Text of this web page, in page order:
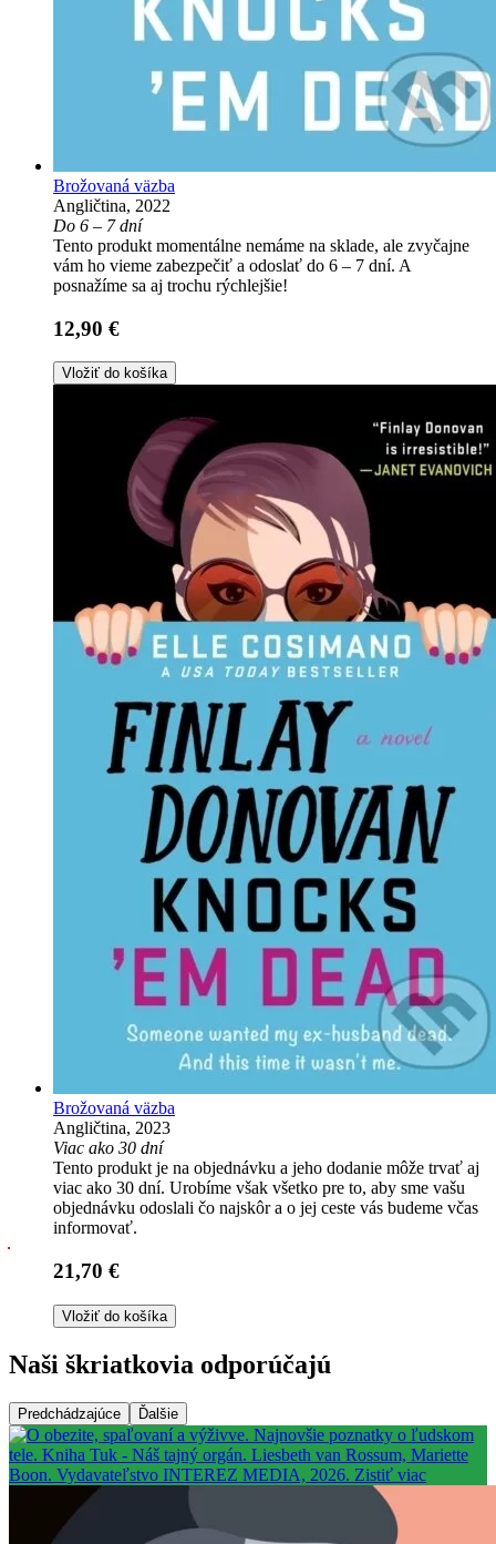
Brožovaná väzba
Angličtina, 2022
Do 6 – 7 dní
Tento produkt momentálne nemáme na sklade, ale zvyčajne
vám ho vieme zabezpečiť a odoslať do 6 – 7 dní. A
posnažíme sa aj trochu rýchlejšie!
12,90 €
Vložiť do košíka
Brožovaná väzba
Angličtina, 2023
Viac ako 30 dní
Tento produkt je na objednávku a jeho dodanie môže trvať aj
viac ako 30 dní. Urobíme však všetko pre to, aby sme vašu
objednávku odoslali čo najskôr a o jej ceste vás budeme včas
informovať.
21,70 €
Vložiť do košíka
Naši škriatkovia odporúčajú
Predchádzajúce Ďalšie